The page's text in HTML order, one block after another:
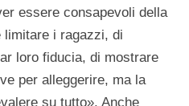
essere consapevoli della
limitare i ragazzi, di
loro fiducia, di mostrare
per alleggerire, ma la
su tutto». Anche